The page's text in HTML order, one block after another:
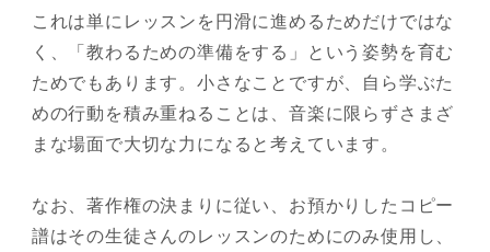
これは単にレッスンを円滑に進めるためだけではな
く、「教わるための準備をする」という姿勢を育む
ためでもあります。小さなことですが、自ら学ぶた
めの行動を積み重ねることは、音楽に限らずさまざ
まな場面で大切な力になると考えています。
なお、著作権の決まりに従い、お預かりしたコピー
譜はその生徒さんのレッスンのためにのみ使用し、